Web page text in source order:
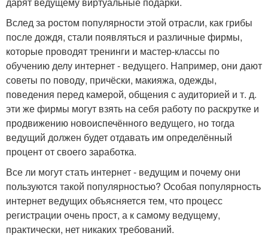
Вслед за ростом популярности этой отрасли, как грибы
после дождя, стали появляться и различные фирмы,
которые проводят тренинги и мастер-классы по
обучению делу интернет - ведущего. Например, они дают
советы по поводу, причёски, макияжа, одежды,
поведения перед камерой, общения с аудиторией и т. д.
эти же фирмы могут взять на себя работу по раскрутке и
продвижению новоиспечённого ведущего, но тогда
ведущий должен будет отдавать им определённый
процент от своего заработка.
Все ли могут стать интернет - ведущим и почему они
пользуются такой популярностью? Особая популярность
интернет ведущих объясняется тем, что процесс
регистрации очень прост, а к самому ведущему,
практически, нет никаких требований.